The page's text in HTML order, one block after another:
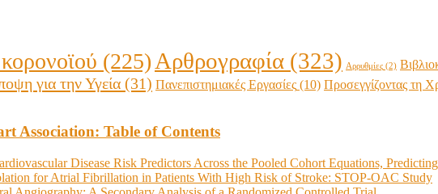
(225) Αρθρογραφία (323) Αρρυθμίες (2)
για την Υγεία (31) Πανεπιστημιακές Εργασίες (10) Προσεγγίζοντας τη
Association: Table of Contents
Disease Risk Predictors Across the Pooled Cohort Equations,
for Atrial Fibrillation in Patients With High Risk of Stroke: STOP‐OAC Study